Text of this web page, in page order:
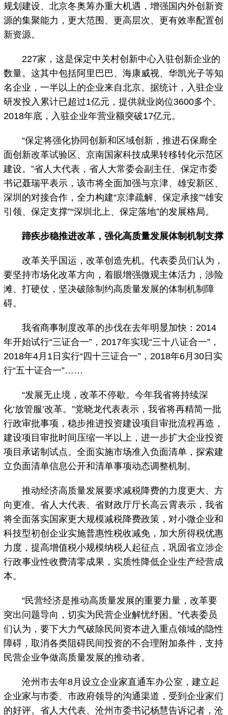
规划建设、北京冬奥筹办重大机遇，增强国内外创新资
源的集聚能力，更大范围、更高层次、更有效率配置创
新资源。
227家，这是保定中关村创新中心入驻创新企业的
数量。这其中包括阿里巴巴、海康威视、华凯光子等知
名企业，一半以上的企业来自北京。据统计，入驻企业
研发投入累计已超过1亿元，提供就业岗位3600多个。
2018年底，入驻企业年营业额突破17亿元。
“保定将强化协同创新和区域创新，推进石保廊全
面创新改革试验区、京南国家科技成果转移转化示范区
建设。”省人大代表，省人大常委会副主任、保定市委
书记聂瑞平表示，该市将全面加强与京津、雄安新区、
深圳的对接合作，全力构建“京津疏解、保定承接”“雄安
引领、保定支撑”“深圳北上、保定落地”的发展格局。
蹄疾步稳推进改革，强化高质量发展体制机制支撑
改革关乎国运，改革创造先机。代表委员们认为，
要坚持市场化改革方向，着眼增强微观主体活力，涉险
滩、打硬仗，坚决破除制约高质量发展的体制机制障
碍。
我省商事制度改革的步伐在去年明显加快：2014
年开始试行“三证合一”，2017年实现“三十八证合一”，
2018年4月1日实行“四十三证合一”，2018年6月30日实
行“五十证合一”……
“发展无止境，改革不停歇。今年我省将持续深
化‘放管服’改革。”党晓龙代表表示，我省将再精简一批
行政审批事项，稳步推进投资建设项目审批流程再造，
建设项目审批时间压缩一半以上，进一步扩大企业投资
项目承诺制试点。全面实施市场准入负面清单，探索建
立负面清单信息公开和清单事项动态调整机制。
推动经济高质量发展要求减税降费的力度更大、方
向更准。省人大代表、省财政厅厅长高云霄表示，我省
将全面落实国家更大规模减税降费政策，对小微企业和
科技型初创企业实施普惠性税收减免，加大所得税优惠
力度，提高增值税小规模纳税人起征点，巩固省立涉企
行政事业性收费清零成果，实质性降低企业生产经营成
本。
“民营经济是推动高质量发展的重要力量，改革要
突出问题导向，切实为民营企业解忧纾困。”代表委员
们认为，要下大力气破除民间资本进入重点领域的隐性
障碍，取消各类阻碍民间投资的不合理附加条件，支持
民营企业争做高质量发展的推动者。
沧州市去年8月设立企业家直通车办公室，建立起
企业家与市委、市政府领导的沟通渠道，受到企业家们
的好评。省人大代表、沧州市委书记杨慧告诉记者，沧